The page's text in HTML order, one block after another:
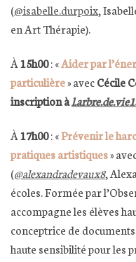
(@isabelle.durpoix,
en Art Thérapie).
À 15h00: «Aider par
particulière» avecCécile
inscription à
À 17h00: «Prévenir le
pratiques artistiques»
(@alexandradevaux8,
écoles. Formée par
accompagne les élèves
conceptrice de
haute sensibilité pour les